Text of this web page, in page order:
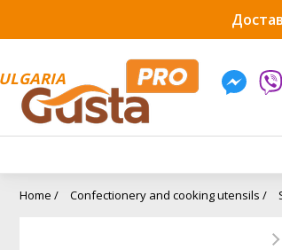
Home / Confectionery and cooking utensils /